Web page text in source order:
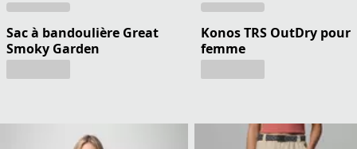
Sac à bandoulière Great
Smoky Garden
Konos TRS OutDry pour
femme